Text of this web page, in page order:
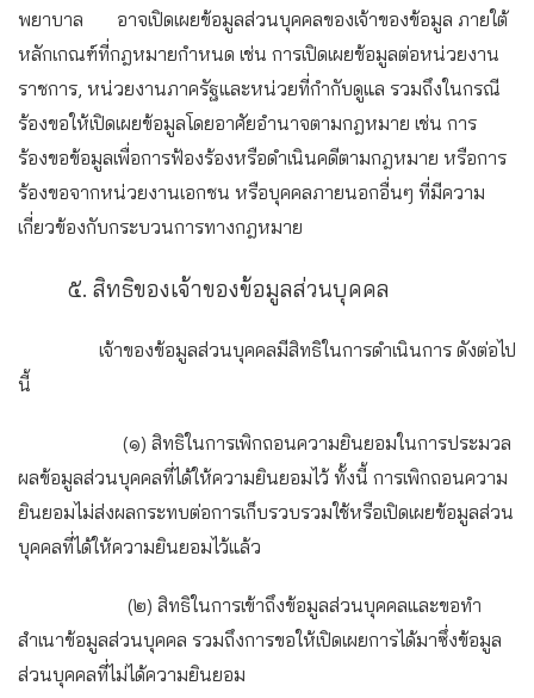
พยาบาล อาจเปิดเผยข้อมูลส่วนบุคคลของเจ้าของข้อมูล ภายใต้
หลักเกณฑ์ที่กฎหมายกำหนด เช่น การเปิดเผยข้อมูลต่อหน่วยงาน
ราชการ, หน่วยงานภาครัฐและหน่วยที่กำกับดูแล รวมถึงในกรณี
ร้องขอให้เปิดเผยข้อมูลโดยอาศัยอำนาจตามกฎหมาย เช่น การ
ร้องขอข้อมูลเพื่อการฟ้องร้องหรือดำเนินคดีตามกฎหมาย หรือการ
ร้องขอจากหน่วยงานเอกชน หรือบุคคลภายนอกอื่นๆ ที่มีความ
เกี่ยวข้องกับกระบวนการทางกฎหมาย
๕. สิทธิของเจ้าของข้อมูลส่วนบุคคล
เจ้าของข้อมูลส่วนบุคคลมีสิทธิในการดำเนินการ ดังต่อไป
นี้
(๑) สิทธิในการเพิกถอนความยินยอมในการประมวล
ผลข้อมูลส่วนบุคคลที่ได้ให้ความยินยอมไว้ ทั้งนี้ การเพิกถอนความ
ยินยอมไม่ส่งผลกระทบต่อการเก็บรวบรวมใช้หรือเปิดเผยข้อมูลส่วน
บุคคลที่ได้ให้ความยินยอมไว้แล้ว
(๒) สิทธิในการเข้าถึงข้อมูลส่วนบุคคลและขอทำ
สำเนาข้อมูลส่วนบุคคล รวมถึงการขอให้เปิดเผยการได้มาซึ่งข้อมูล
ส่วนบุคคลที่ไม่ได้ความยินยอม